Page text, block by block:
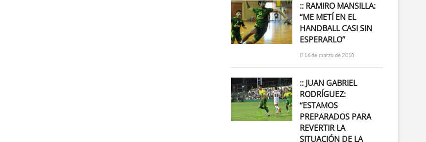
:: RAMIRO MANSILLA:
“ME METÍ EN EL
HANDBALL CASI SIN
ESPERARLO”
16 de marzo de 2018
:: JUAN GABRIEL
RODRÍGUEZ:
“ESTAMOS
PREPARADOS PARA
REVERTIR LA
SITUACIÓN DE LA